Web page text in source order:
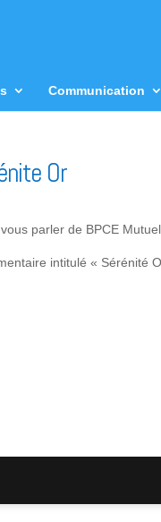
Communication
Or
parler de BPCE
intitulé « Sérénité